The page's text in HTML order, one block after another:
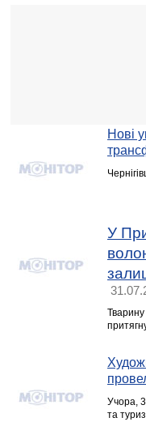
Нові
У
Тварину
Учора,
та